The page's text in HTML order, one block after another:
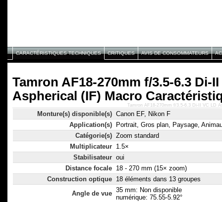
CARACTÉRISTIQUES TECHNIQUES CRITIQUES AVIS DE CONSOMMATEURS
Tamron AF18-270mm f/3.5-6.3 Di-
Aspherical (IF) Macro
Monture(s) disponible(s) Canon EF, Nikon F
Application(s)
Portrait, Gros plan, Paysage,
Catégorie(s) Zoom standard
Multiplicateur 1.5×
Stabilisateur oui
Distance focale 18 - 270 mm (15× zoom)
Construction optique 18 éléments dans 13 groupes
Angle de vue 35 mm: Non disponible
numérique: 75.55-5.92°
Tamron AF18-270mm f/3.5-6.3 Di-II VC LD